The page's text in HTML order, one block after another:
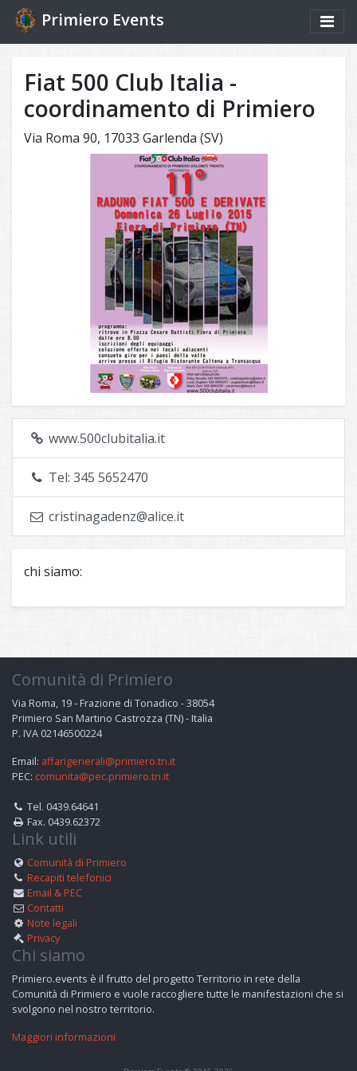
Primiero Events
Fiat 500 Club Italia -
coordinamento di Primiero
Via Roma 90, 17033 Garlenda (SV)
www.500clubitalia.it
Tel: 345 5652470
cristinagadenz@alice.it
chi siamo:
Comunità di Primiero
Via Roma, 19 - Frazione di Tonadico - 38054
Primiero San Martino Castrozza (TN) - Italia
P. IVA 02146500224
Email: affarigenerali@primiero.tn.it
PEC: comunita@pec.primiero.tn.it
Tel. 0439.64641
Fax. 0439.62372
Link utili
Comunità di Primiero
Recapiti telefonici
Email & PEC
Contatti
Note legali
Privacy
Chi siamo
Primiero.events è il frutto del progetto Territorio in rete della
Comunità di Primiero e vuole raccogliere tutte le manifestazioni che si
svolgono nel nostro territorio.
Maggiori informazioni